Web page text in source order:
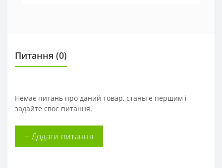
Питання (0)
Немає питань про даний товар, станьте першим і
задайте своє питання.
+ Додати питання